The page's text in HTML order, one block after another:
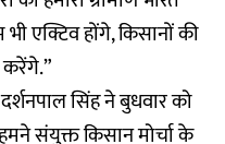
एक्टिव होंगे, किसानों की
सिंह ने बुधवार को
संयुक्त किसान मोर्चा के